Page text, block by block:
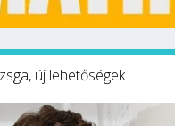
új lehetőségek